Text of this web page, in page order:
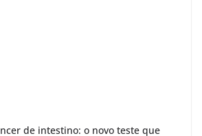
de intestino: o novo teste que